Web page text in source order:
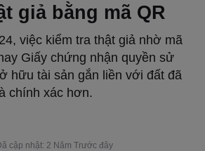
giả bằng mã QR
việc kiểm tra thật giả nhờ mã
Giấy chứng nhận quyền sử
hữu tài sản gắn liền với đất đã
chính xác hơn.
cập nhật: 2 Năm Trước đây